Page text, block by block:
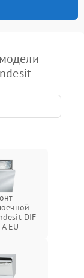
DIF
EU